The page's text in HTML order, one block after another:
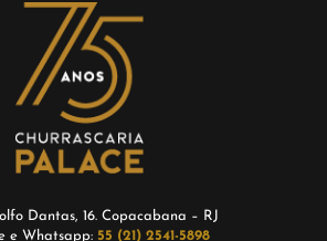
Dantas, 16. Copacabana – RJ
e Whatsapp: 55 (21) 2541-5898